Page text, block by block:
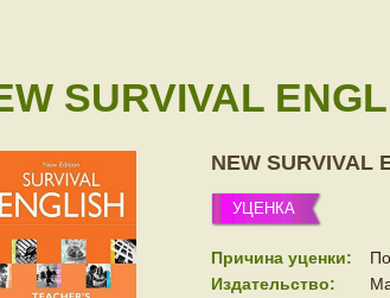
SURVIVAL
NEW SURVIVAL
УЦЕНКА
Причина уценки:
Издательство: